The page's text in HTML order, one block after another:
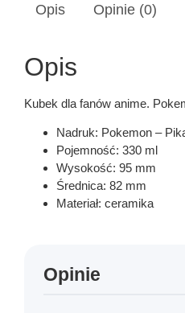
Opis Opinie (0)
Opis
Kubek dla fanów anime.
Nadruk: Pokemon –
Pojemność: 330 ml
Wysokość: 95 mm
Średnica: 82 mm
Materiał: ceramika
Opinie